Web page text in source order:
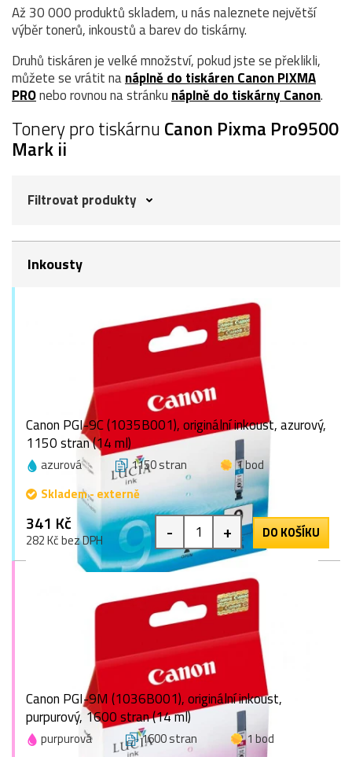
Až 30 000 produktů skladem, u nás naleznete největší
výběr tonerů, inkoustů a barev do tiskárny.
Druhů tiskáren je velké množství, pokud jste se překlikli,
můžete se vrátit nanáplně do tiskáren Canon PIXMA
PROnebo rovnou na stránku náplně do tiskárny Canon.
Tonery pro tiskárnu Canon Pixma Pro9500
Mark ii
Filtrovat produkty
Inkousty
Canon PGI-9C (1035B001), originální inkoust, azurový,
1150 stran (14 ml)
azurová 1150 stran
1 bod
Skladem - externě
341 Kč
282 Kč bez DPH - + DO KOŠÍKU
Canon PGI-9M (1036B001), originální inkoust,
purpurový, 1600 stran (14 ml)
purpurová 1600 stran
1 bod